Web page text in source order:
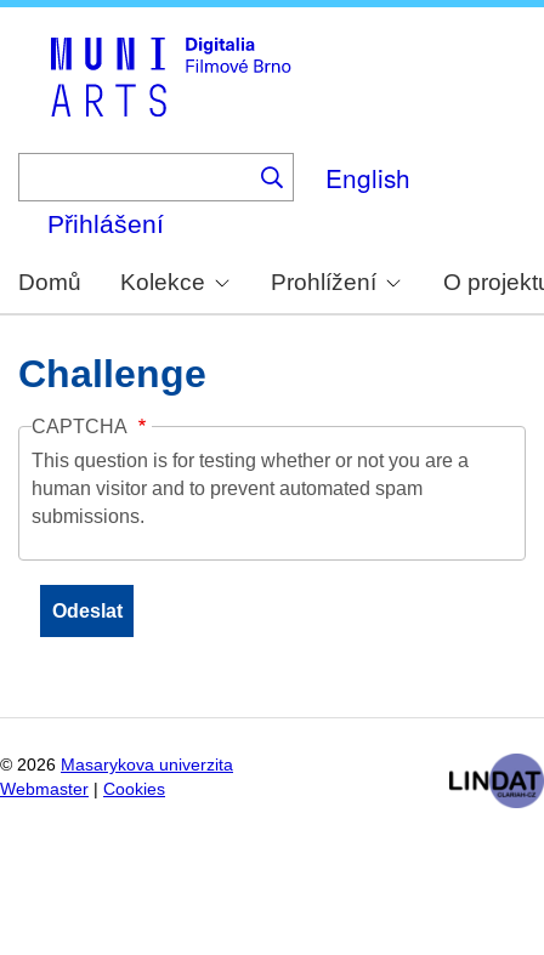
English
Přihlášení
Domů Kolekce Prohlížení O
Challenge
CAPTCHA
This question is for testing whether or not you are a
human visitor and to prevent automated spam
submissions.
© 2026 Masarykova univerzita
Webmaster
Cookies